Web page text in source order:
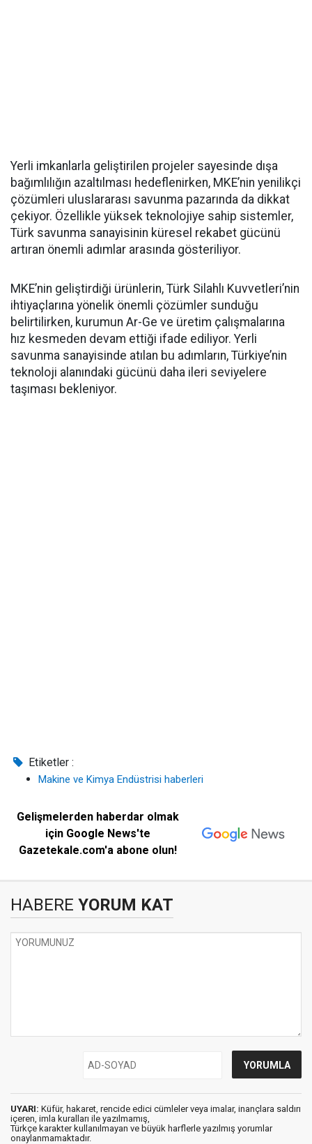
Yerli imkanlarla geliştirilen projeler sayesinde dışa
bağımlılığın azaltılması hedeflenirken, MKE’nin yenilikçi
çözümleri uluslararası savunma pazarında da dikkat
çekiyor. Özellikle yüksek teknolojiye sahip sistemler,
Türk savunma sanayisinin küresel rekabet gücünü
artıran önemli adımlar arasında gösteriliyor.
MKE’nin geliştirdiği ürünlerin, Türk Silahlı Kuvvetleri’nin
ihtiyaçlarına yönelik önemli çözümler sunduğu
belirtilirken, kurumun Ar-Ge ve üretim çalışmalarına
hız kesmeden devam ettiği ifade ediliyor. Yerli
savunma sanayisinde atılan bu adımların, Türkiye’nin
teknoloji alanındaki gücünü daha ileri seviyelere
taşıması bekleniyor.
Etiketler :
Makine ve Kimya Endüstrisi haberleri
Gelişmelerden haberdar olmak
için Google News'te
Gazetekale.com'a abone olun!
HABERE YORUM KAT
UYARI: Küfür, hakaret, rencide edici cümleler veya imalar, inançlara saldırı
içeren, imla kuralları ile yazılmamış,
Türkçe karakter kullanılmayan ve büyük harflerle yazılmış yorumlar
onaylanmamaktadır.